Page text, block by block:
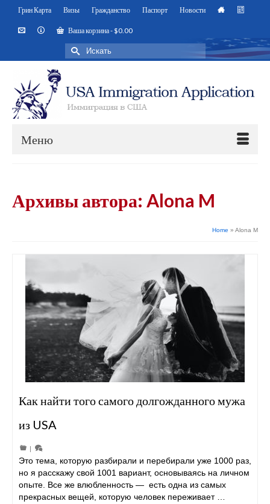
Грин Карта Визы Гражданство Паспорт Новости
Ваша корзина-$0.00
Искать:
Меню
Архивы автора: Alona M
Home » Alona M
Как найти того самого долгожданного мужа
из USA
|
Это тема, которую разбирали и перебирали уже 1000 раз,
но я расскажу свой 1001 вариант, основываясь на личном
опыте. Все же влюбленность — есть одна из самых
прекрасных вещей, которую человек переживает …